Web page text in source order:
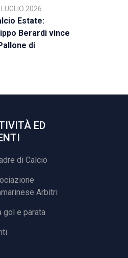
2026
Estate:
Berardi vince
di
al Tre Fiori
ED
di Calcio
Arbitri
gol e parata